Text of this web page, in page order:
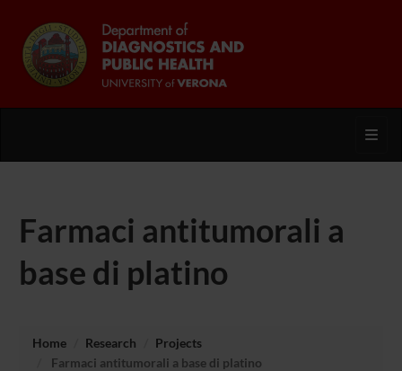
Farmaci antitumorali a
base di platino
Home Research
Projects
Farmaci antitumorali a base di platino